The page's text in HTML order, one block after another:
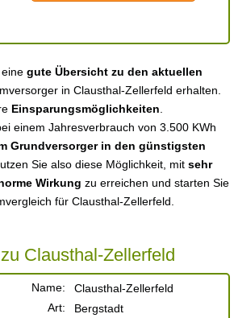
gute Übersicht zu den aktuellen
in Clausthal-Zellerfeld erhalten.
Einsparungsmöglichkeiten
einem Jahresverbrauch von 3.500 KWh
Grundversorger in den günstigsten
Sie also diese Möglichkeit, mit sehr
Wirkung zu erreichen und starten Sie
für Clausthal-Zellerfeld.
Clausthal-Zellerfeld
Name:
Clausthal-Zellerfeld
Art:
Bergstadt